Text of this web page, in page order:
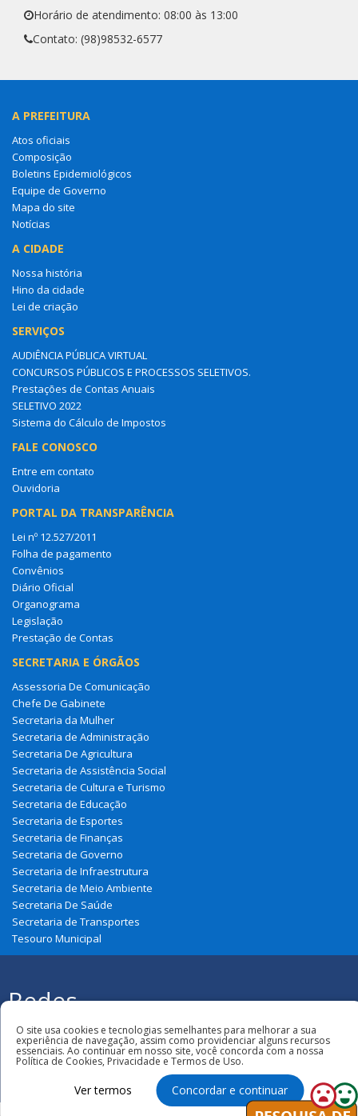
Horário de atendimento: 08:00 às 13:00
Contato: (98)98532-6577
A PREFEITURA
Atos oficiais
Composição
Boletins Epidemiológicos
Equipe de Governo
Mapa do site
Notícias
A CIDADE
Nossa história
Hino da cidade
Lei de criação
SERVIÇOS
AUDIÊNCIA PÚBLICA VIRTUAL
CONCURSOS PÚBLICOS E PROCESSOS SELETIVOS.
Prestações de Contas Anuais
SELETIVO 2022
Sistema do Cálculo de Impostos
FALE CONOSCO
Entre em contato
Ouvidoria
PORTAL DA TRANSPARÊNCIA
Lei nº 12.527/2011
Folha de pagamento
Convênios
Diário Oficial
Organograma
Legislação
Prestação de Contas
SECRETARIA E ÓRGÃOS
Assessoria De Comunicação
Chefe De Gabinete
Secretaria da Mulher
Secretaria de Administração
Secretaria De Agricultura
Secretaria de Assistência Social
Secretaria de Cultura e Turismo
Secretaria de Educação
Secretaria de Esportes
Secretaria de Finanças
Secretaria de Governo
Secretaria de Infraestrutura
Secretaria de Meio Ambiente
Secretaria De Saúde
Secretaria de Transportes
Tesouro Municipal
Redes
Sociais
Municipal de Belágua
O site usa cookies e tecnologias semelhantes para melhorar a sua
experiência de navegação, assim como providenciar alguns recursos
essenciais. Ao continuar em nosso site, você concorda com a nossa
Política de Cookies, Privacidade e Termos de Uso.
Ver termos Concordar e continuar